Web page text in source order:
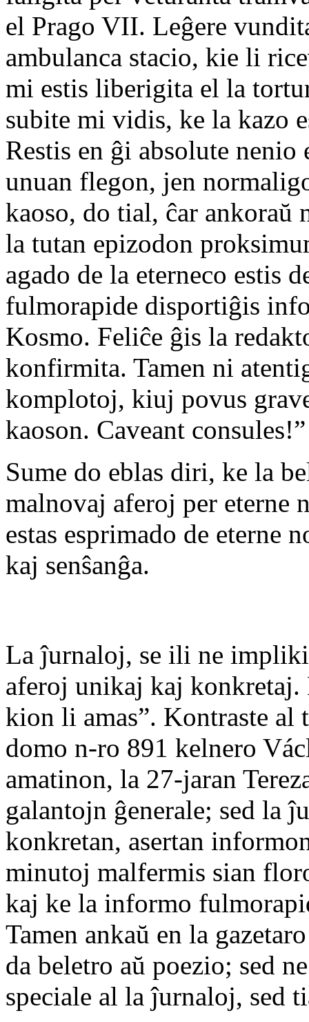
el Prago VII. Leĝere
ambulanca stacio, kie li
mi estis liberigita el la
subite mi vidis, ke la kazo
Restis en ĝi absolute
unuan flegon, jen
kaoso, do tial, ĉar
la tutan epizodon
agado de la eterneco estis
fulmorapide disportiĝis
Kosmo. Feliĉe ĝis la
konfirmita. Tamen ni
komplotoj, kiuj povus
kaoson. Caveant consules!”
Sume do eblas diri, ke la
malnovaj aferoj per eterne
estas esprimado de eterne
kaj senŝanĝa.
La ĵurnaloj, se ili ne
aferoj unikaj kaj konkretaj.
kion li amas”. Kontraste al
domo n-ro 891 kelnero
amatinon, la 27-jaran
galantojn ĝenerale; sed la
konkretan, asertan
minutoj malfermis sian
kaj ke la informo
Tamen ankaŭ en la
da beletro aŭ poezio; sed
speciale al la ĵurnaloj, sed